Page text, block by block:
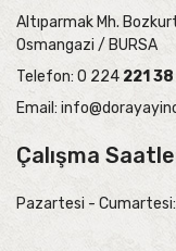
Altıparmak Mh.
Osmangazi / BURSA
Telefon: 0 224 221
Email:
Çalışma
Pazartesi - Cumartesi: